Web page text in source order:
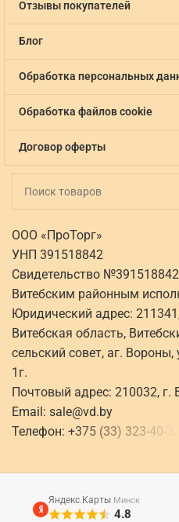
Отзывы покупателей
Блог
Обработка персональных
Обработка файлов cookie
Договор оферты
ООО «ПроТорг»
УНП 391518842
Свидетельство
Витебским районным
Юридический адрес:
Витебская область,
сельский совет, аг.
1г.
Почтовый адрес: 210032, г.
Email: sale@vd.by
Телефон: +375 (33) 323-40-
Яндекс.Карты Минск
4.8